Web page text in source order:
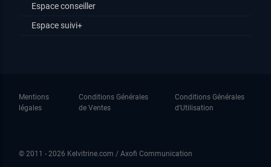
Espace conseiller
Espace suivi+
Mentions
légales
Conditions Générales
de Ventes
Conditions Générales
d'Utilisation
© 2011 - 2026 Kelvitrine.com / Axofi Communication